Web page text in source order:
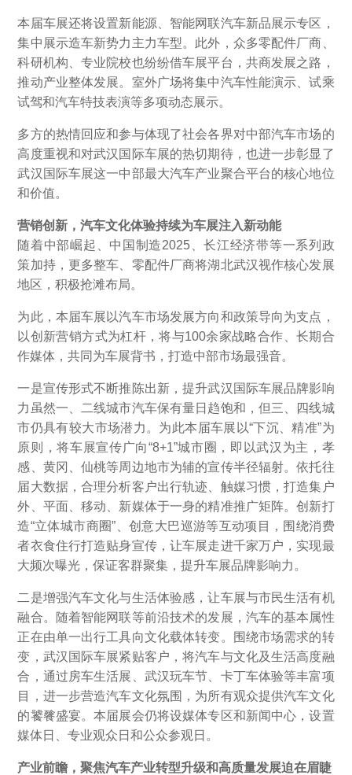
本届车展还将设置新能源、智能网联汽车新品展示专区，
集中展示造车新势力主力车型。此外，众多零配件厂商、
科研机构、专业院校也纷纷借车展平台，共商发展之路，
推动产业整体发展。室外广场将集中汽车性能演示、试乘
试驾和汽车特技表演等多项动态展示。
多方的热情回应和参与体现了社会各界对中部汽车市场的
高度重视和对武汉国际车展的热切期待，也进一步彰显了
武汉国际车展这一中部最大汽车产业聚合平台的核心地位
和价值。
营销创新，汽车文化体验持续为车展注入新动能
随着中部崛起、中国制造2025、长江经济带等一系列政
策加持，更多整车、零配件厂商将湖北武汉视作核心发展
地区，积极抢滩布局。
为此，本届车展以汽车市场发展方向和政策导向为支点，
以创新营销方式为杠杆，将与100余家战略合作、长期合
作媒体，共同为车展背书，打造中部市场最强音。
一是宣传形式不断推陈出新，提升武汉国际车展品牌影响
力虽然一、二线城市汽车保有量日趋饱和，但三、四线城
市仍具有较大市场潜力。为此本届车展以“下沉、精准”为
原则，将车展宣传广向“8+1”城市圈，即以武汉为主，孝
感、黄冈、仙桃等周边地市为辅的宣传半径辐射。依托往
届大数据，合理分析客户出行轨迹、触媒习惯，打造集户
外、平面、移动、新媒体于一身的精准推广矩阵。创新打
造“立体城市商圈”、创意大巴巡游等互动项目，围绕消费
者衣食住行打造贴身宣传，让车展走进千家万户，实现最
大频次曝光，保证客群聚集，提升车展品牌影响力。
二是增强汽车文化与生活体验感，让车展与市民生活有机
融合。随着智能网联等前沿技术的发展，汽车的基本属性
正在由单一出行工具向文化载体转变。围绕市场需求的转
变，武汉国际车展紧贴客户，将汽车与文化及生活高度融
合，通过房车生活展、武汉玩车节、卡丁车体验等丰富项
目，进一步营造汽车文化氛围，为所有观众提供汽车文化
的饕餮盛宴。本届展会仍将设媒体专区和新闻中心，设置
媒体日、专业观众日和公众参观日。
产业前瞻，聚焦汽车产业转型升级和高质量发展迫在眉睫